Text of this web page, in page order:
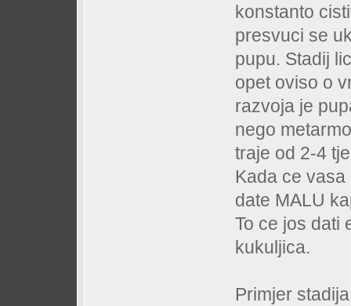
konstanto
presvuci se
pupu. Stadij
opet oviso o
razvoja je
nego
traje od 2-4
Kada ce
date MALU
To ce jos dati
kukuljica.
Primjer